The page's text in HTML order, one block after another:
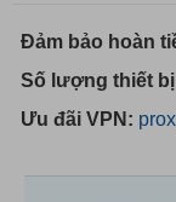
Đảm bảo hoàn
Số lượng thiết
Ưu đãi VPN: